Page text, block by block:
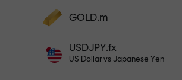
Пополните счёт — и
X1000 — это не
депозит, тем выше
Пополните на
GOLD.m
USDJPY.fx
US Dollar vs Japanese Yen